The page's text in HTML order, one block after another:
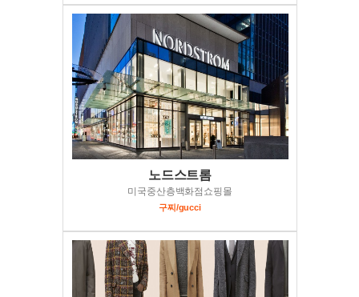
노드스트롬
미국중산층백화점쇼핑몰
구찌/gucci